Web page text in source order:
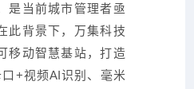
是当前城市管理者亟
此背景下，万集科技
移动智慧基站，打造
+视频AI识别、毫米